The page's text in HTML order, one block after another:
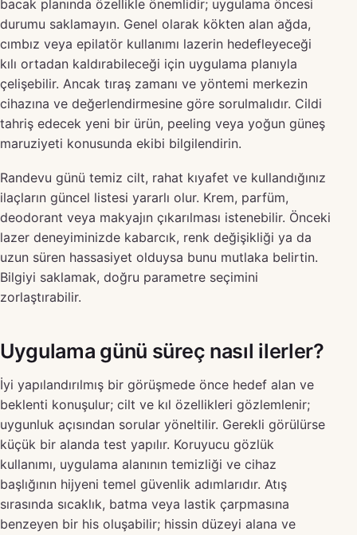
bacak planında özellikle önemlidir; uygulama öncesi
durumu saklamayın. Genel olarak kökten alan ağda,
cımbız veya epilatör kullanımı lazerin hedefleyeceği
kılı ortadan kaldırabileceği için uygulama planıyla
çelişebilir. Ancak tıraş zamanı ve yöntemi merkezin
cihazına ve değerlendirmesine göre sorulmalıdır. Cildi
tahriş edecek yeni bir ürün, peeling veya yoğun güneş
maruziyeti konusunda ekibi bilgilendirin.
Randevu günü temiz cilt, rahat kıyafet ve kullandığınız
ilaçların güncel listesi yararlı olur. Krem, parfüm,
deodorant veya makyajın çıkarılması istenebilir. Önceki
lazer deneyiminizde kabarcık, renk değişikliği ya da
uzun süren hassasiyet olduysa bunu mutlaka belirtin.
Bilgiyi saklamak, doğru parametre seçimini
zorlaştırabilir.
Uygulama günü süreç nasıl ilerler?
İyi yapılandırılmış bir görüşmede önce hedef alan ve
beklenti konuşulur; cilt ve kıl özellikleri gözlemlenir;
uygunluk açısından sorular yöneltilir. Gerekli görülürse
küçük bir alanda test yapılır. Koruyucu gözlük
kullanımı, uygulama alanının temizliği ve cihaz
başlığının hijyeni temel güvenlik adımlarıdır. Atış
sırasında sıcaklık, batma veya lastik çarpmasına
benzeyen bir his oluşabilir; hissin düzeyi alana ve